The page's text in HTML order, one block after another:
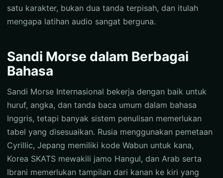
satu karakter, bukan dua tanda terpisah, dan itulah
mengapa latihan audio sangat berguna.
Sandi Morse dalam Berbagai
Bahasa
Sandi Morse Internasional bekerja dengan baik untuk
huruf, angka, dan tanda baca umum dalam bahasa
Inggris, tetapi banyak sistem penulisan memerlukan
tabel yang disesuaikan. Rusia menggunakan pemetaan
Cyrillic, Jepang memiliki kode Wabun untuk kana,
Korea SKATS mewakili jamo Hangul, dan Arab serta
Ibrani memerlukan tampilan dari kanan ke kiri yang